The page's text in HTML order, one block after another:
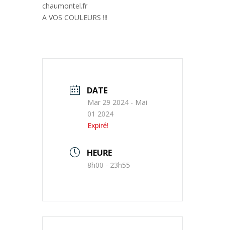
chaumontel.fr
A VOS COULEURS !!!
DATE
Mar 29 2024 - Mai
01 2024
Expiré!
HEURE
8h00 - 23h55